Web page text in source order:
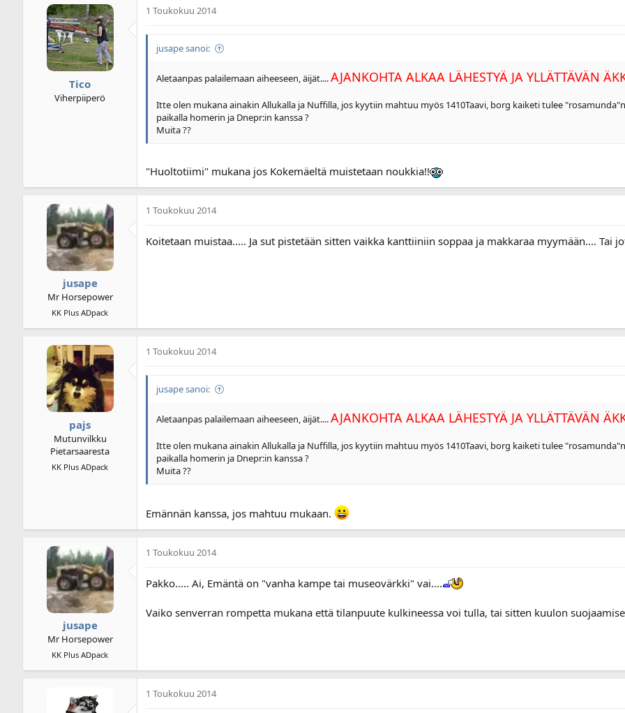
j
u
s
p
ä
i
v
ä
m
s
e
Tico
Viherpiiperö
1 Toukokuu 2014
jusape sanoi:
Aletaanpas palailemaan aiheeseen, äijät....​AJANKOHTA ALKAA LÄHESTYÄ JA YLLÄTTÄVÄN
Itte olen mukana ainakin Allukalla ja Nuffilla, jos kyytiin mahtuu myös 1410Taavi, borg kaiketi tulee "rosamunda"n
paikalla homerin ja Dnepr:in kanssa ?
Muita ??
"Huoltotiimi" mukana jos Kokemäeltä muistetaan noukkia!!
jusape
Mr Horsepower
KK Plus ADpack
1 Toukokuu 2014
Koitetaan muistaa..... Ja sut pistetään sitten vaikka kanttiiniin soppaa ja makkaraa myymään.... Tai
pajs
Mutunvilkku
Pietarsaaresta
KK Plus ADpack
1 Toukokuu 2014
jusape sanoi:
Aletaanpas palailemaan aiheeseen, äijät....​AJANKOHTA ALKAA LÄHESTYÄ JA YLLÄTTÄVÄN
Itte olen mukana ainakin Allukalla ja Nuffilla, jos kyytiin mahtuu myös 1410Taavi, borg kaiketi tulee "rosamunda"n
paikalla homerin ja Dnepr:in kanssa ?
Muita ??
Emännän kanssa, jos mahtuu mukaan.
jusape
Mr Horsepower
KK Plus ADpack
1 Toukokuu 2014
Pakko..... Ai, Emäntä on "vanha kampe tai museovärkki" vai....
Vaiko senverran rompetta mukana että tilanpuute kulkineessa voi tulla, tai sitten kuulon
1 Toukokuu 2014